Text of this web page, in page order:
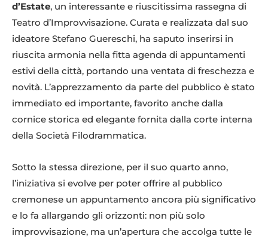
d’Estate, un interessante e riuscitissima rassegna di
Teatro d’Improvvisazione. Curata e realizzata dal suo
ideatore Stefano Guereschi, ha saputo inserirsi in
riuscita armonia nella fitta agenda di appuntamenti
estivi della città, portando una ventata di freschezza e
novità. L’apprezzamento da parte del pubblico è stato
immediato ed importante, favorito anche dalla
cornice storica ed elegante fornita dalla corte interna
della Società Filodrammatica.
Sotto la stessa direzione, per il suo quarto anno,
l’iniziativa si evolve per poter offrire al pubblico
cremonese un appuntamento ancora più significativo
e lo fa allargando gli orizzonti: non più solo
improvvisazione, ma un’apertura che accolga tutte le